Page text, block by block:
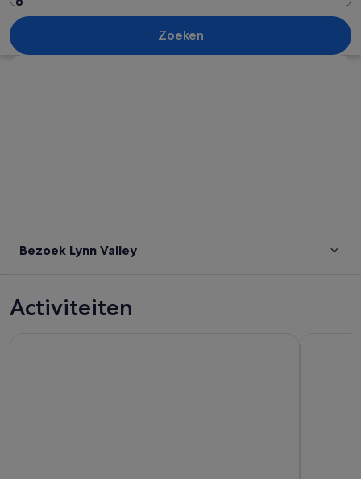
Een helder turquoise zwembad,
Zoeken
Bezoek Lynn Valley
Activiteiten